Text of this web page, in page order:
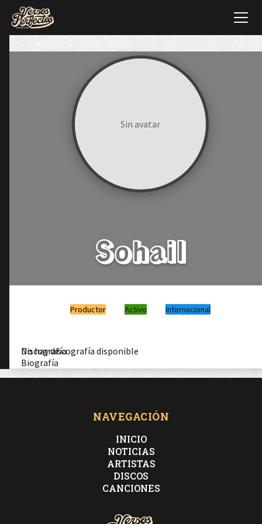
Sin avatar
Sohail
Productor Activo Internacional
Discografía
Biografía
No hay discografía disponible
NAVEGACIÓN
INICIO
NOTICIAS
ARTISTAS
DISCOS
CANCIONES